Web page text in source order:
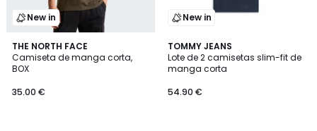
New in
THE NORTH FACE
Camiseta de manga corta,
BOX
35.00 €
New in
TOMMY JEANS
Lote de 2 camisetas slim-fit de
manga corta
54.90 €